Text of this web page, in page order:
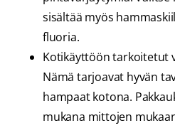
sisältää myös
fluoria.
Kotikäyttöön tarkoitetut
Nämä tarjoavat hyvän
hampaat kotona.
mukana mittojen